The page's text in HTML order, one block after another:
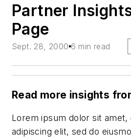
Partner
Page
Sept. 28, 2000 6 min read
Read more insights
Lorem ipsum dolor sit
adipiscing elit, sed do